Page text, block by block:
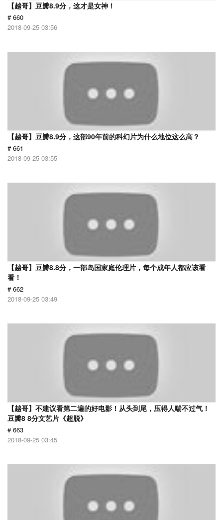
【越哥】豆瓣8.9分，这才是女神！
# 660
2018-09-25 03:56
【越哥】豆瓣8.9分，这部90年前的科幻片为什么地位这么高？
# 661
2018-09-25 03:55
【越哥】豆瓣8.8分，一部岛国家庭伦理片，每个成年人都应该看
看！
# 662
2018-09-25 03:49
【越哥】不建议看第二遍的好电影！从头到尾，压得人喘不过气！
豆瓣8 8分文艺片《超脱》
# 663
2018-09-25 03:45